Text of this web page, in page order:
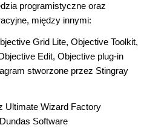
programistyczne oraz
między innymi:
Grid Lite, Objective Toolkit,
Edit, Objective plug-in
stworzone przez Stingray
Ultimate Wizard Factory
Software